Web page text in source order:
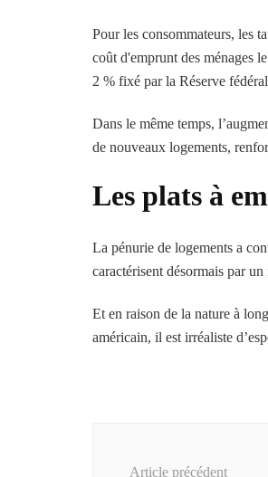
Pour les consommateurs, les
coût d'emprunt des ménages
2 % fixé par la Réserve
Dans le même temps,
de nouveaux logements,
Les plats à
La pénurie de logements a
caractérisent désormais par
Et en raison de la nature à
américain, il est irréaliste
Article précédent